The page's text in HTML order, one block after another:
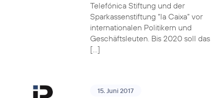
Telefónica Stiftung und der
Sparkassenstiftung “la Caixa” vor
internationalen Politikern und
Geschäftsleuten. Bis 2020 soll das
[…]
15. Juni 2017